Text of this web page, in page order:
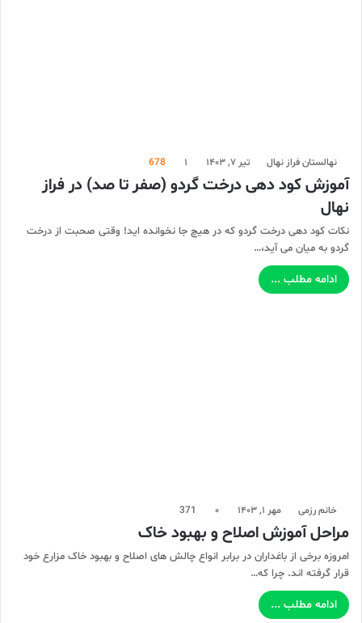
نهالستان فراز نهال تیر ۷, ۱۴۰۳ ۱ 678
آموزش کود دهی درخت گردو (صفر تا صد) در فراز
نهال
نکات کود دهی درخت گردو که در هیچ جا نخوانده اید! وقتی صحبت از درخت
گردو به میان می آید،…
ادامه مطلب ...
خانم رزمی مهر ۱, ۱۴۰۳ ۰ 371
مراحل آموزش اصلاح و بهبود خاک
امروزه برخی از باغداران در برابر انواع چالش های اصلاح و بهبود خاک مزارع خود
قرار گرفته اند. چرا که…
ادامه مطلب ...